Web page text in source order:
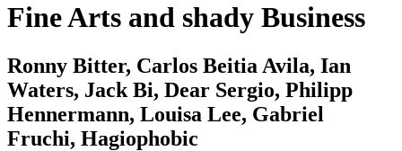
Fine Arts and shady Business
Ronny Bitter, Carlos Beitia Avila, Ian
Waters, Jack Bi, Dear Sergio, Philipp
Hennermann, Louisa Lee, Gabriel
Fruchi, Hagiophobic